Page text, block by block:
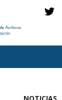
NOTICIAS